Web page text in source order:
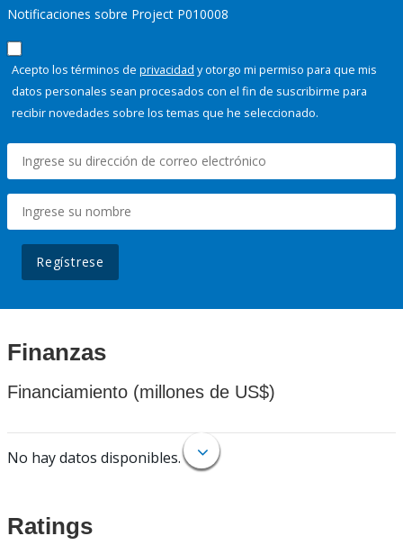
Notificaciones sobre Project P010008
Acepto los términos de privacidad y otorgo mi permiso para que mis
datos personales sean procesados con el fin de suscribirme para
recibir novedades sobre los temas que he seleccionado.
Regístrese
Finanzas
Financiamiento (millones de US$)
No hay datos disponibles.
Ratings